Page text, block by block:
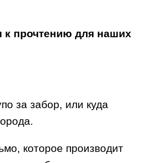
к прочтению для наших
за забор, или куда
которое производит